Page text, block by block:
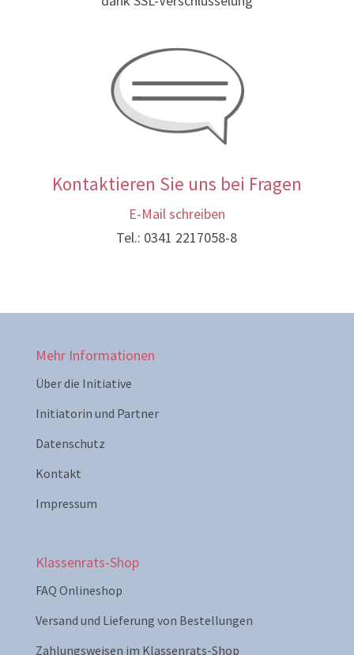
Kontaktieren Sie uns bei Fragen
E-Mail schreiben
Tel.: 0341 2217058-8
Mehr Informationen
Über die Initiative
Initiatorin und Partner
Datenschutz
Kontakt
Impressum
Klassenrats-Shop
FAQ Onlineshop
Versand und Lieferung von Bestellungen
Zahlungsweisen im Klassenrats-Shop